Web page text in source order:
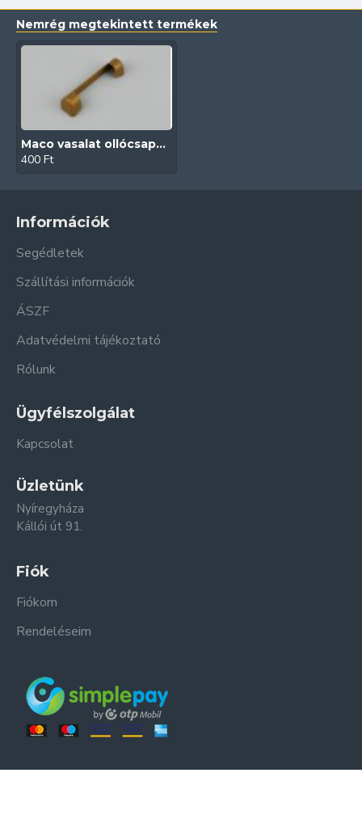
Nemrég megtekintett termékek
Maco vasalat ollócsapágy takaró (Bronz)
400 Ft
Információk
Segédletek
Szállítási információk
ÁSZF
Adatvédelmi tájékoztató
Rólunk
Ügyfélszolgálat
Kapcsolat
Üzletünk
Nyíregyháza
Kállói út 91.
Fiók
Fiókom
Rendeléseim